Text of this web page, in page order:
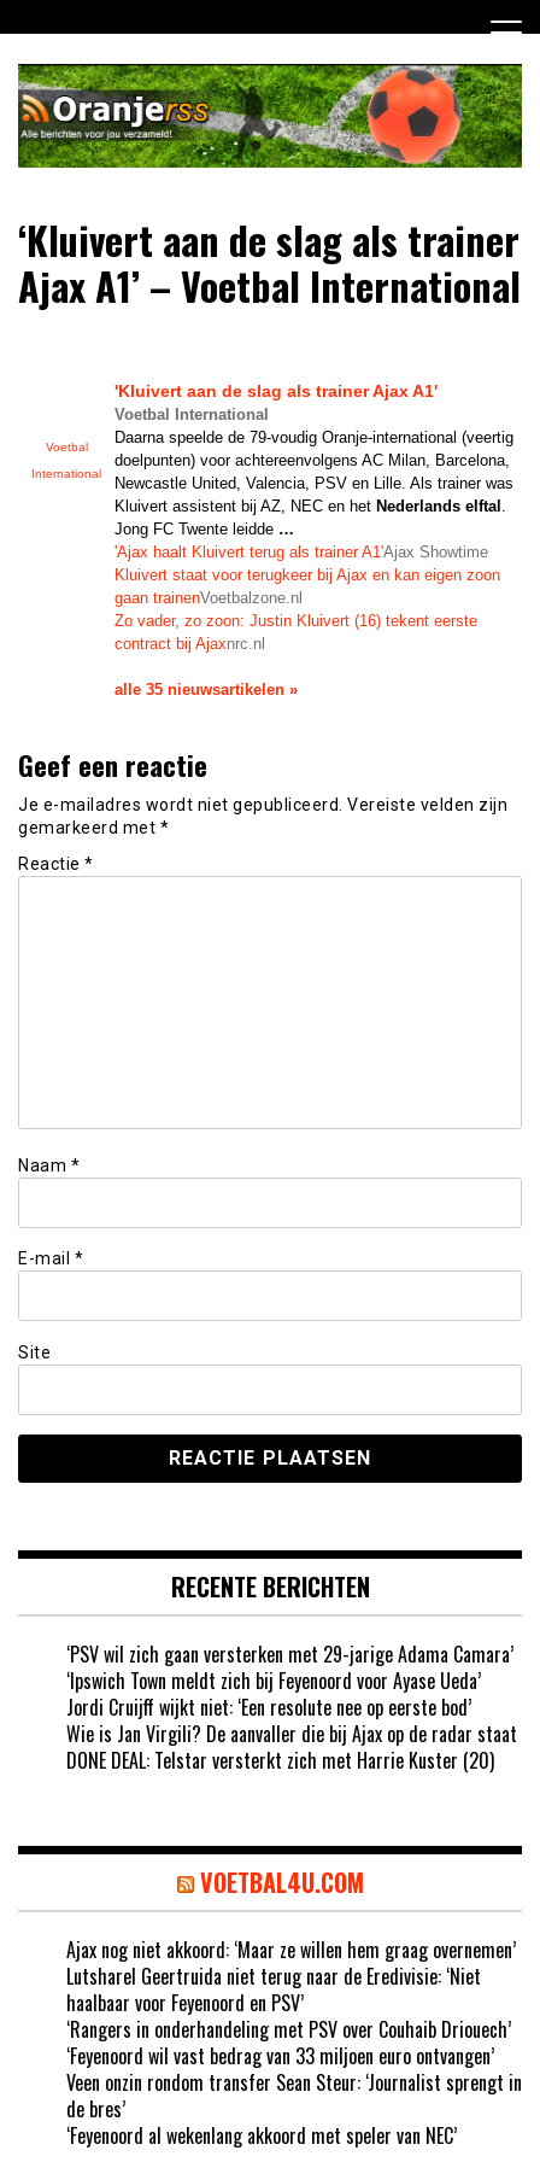
naar
inhoud
Oranje RSS
niets meer van het Nederlands Elftal op weg naar het EK
2012!
‘Kluivert aan de slag als trainer
Ajax A1’ – Voetbal International
Voetbal
International
'Kluivert aan de slag als trainer Ajax A1'
Voetbal International
Daarna speelde de 79-voudig Oranje-international (veertig
doelpunten) voor achtereenvolgens AC Milan, Barcelona,
Newcastle United, Valencia, PSV en Lille. Als trainer was
Kluivert assistent bij AZ, NEC en het Nederlands elftal .
Jong FC Twente leidde …
'Ajax haalt Kluivert terug als trainer A1'Ajax Showtime
Kluivert staat voor terugkeer bij Ajax en kan eigen zoon
gaan trainenVoetbalzone.nl
Zo vader, zo zoon: Justin Kluivert (16) tekent eerste
contract bij Ajaxnrc.nl
alle 35 nieuwsartikelen »
Geef een reactie
Je e-mailadres wordt niet gepubliceerd. Vereiste velden zijn
gemarkeerd met *
Reactie *
Naam *
E-mail *
Site
RECENTE BERICHTEN
‘PSV wil zich gaan versterken met 29-jarige Adama Camara’
‘Ipswich Town meldt zich bij Feyenoord voor Ayase Ueda’
Jordi Cruijff wijkt niet: ‘Een resolute nee op eerste bod’
Wie is Jan Virgili? De aanvaller die bij Ajax op de radar staat
DONE DEAL: Telstar versterkt zich met Harrie Kuster (20)
VOETBAL4U.COM
Ajax nog niet akkoord: ‘Maar ze willen hem graag overnemen’
Lutsharel Geertruida niet terug naar de Eredivisie: ‘Niet
haalbaar voor Feyenoord en PSV’
‘Rangers in onderhandeling met PSV over Couhaib Driouech’
‘Feyenoord wil vast bedrag van 33 miljoen euro ontvangen’
Veen onzin rondom transfer Sean Steur: ‘Journalist sprengt in
de bres’
‘Feyenoord al wekenlang akkoord met speler van NEC’